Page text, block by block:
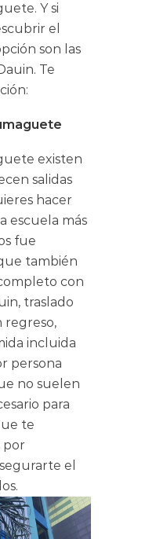
Y si
el
son las
Te
existen
salidas
hacer
escuela más
fue
también
con
traslado
regreso,
incluida
persona
no suelen
para
te
por
el